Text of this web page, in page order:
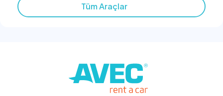
Tüm Araçlar